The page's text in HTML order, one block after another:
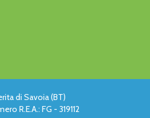
di Savoia (BT)
R.E.A.: FG - 319112